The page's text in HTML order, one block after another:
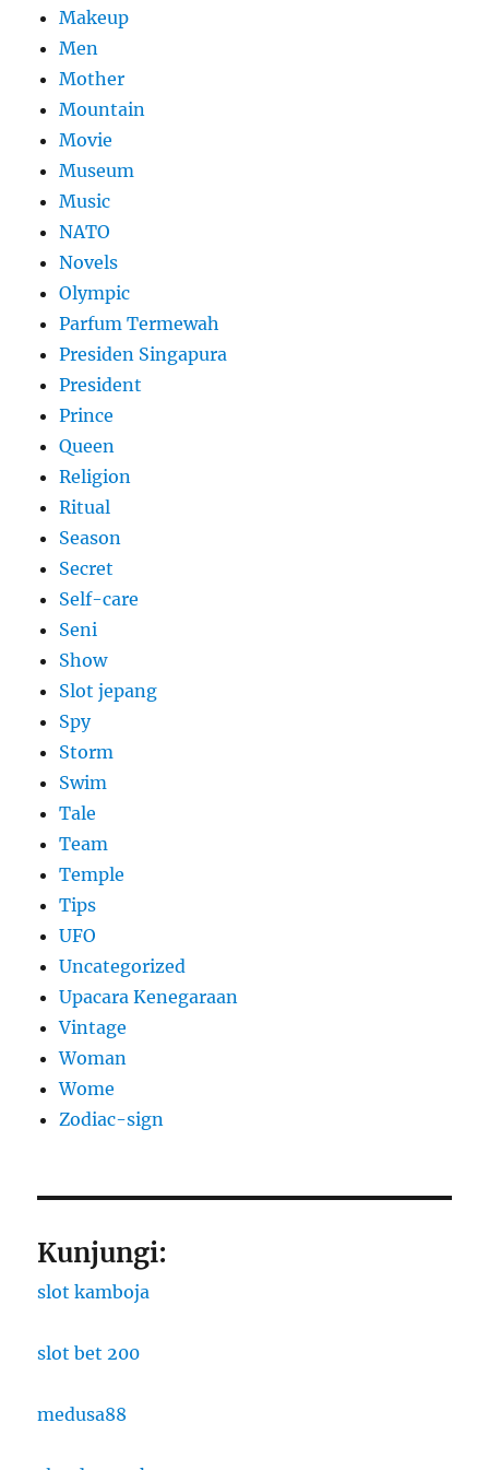
Makeup
Men
Mother
Mountain
Movie
Museum
Music
NATO
Novels
Olympic
Parfum Termewah
Presiden Singapura
President
Prince
Queen
Religion
Ritual
Season
Secret
Self-care
Seni
Show
Slot jepang
Spy
Storm
Swim
Tale
Team
Temple
Tips
UFO
Uncategorized
Upacara Kenegaraan
Vintage
Woman
Wome
Zodiac-sign
Kunjungi:
slot kamboja
slot bet 200
medusa88